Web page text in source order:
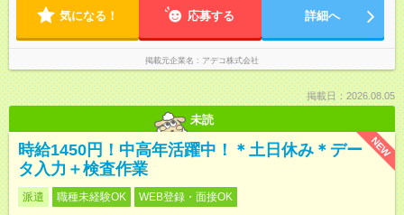
気になる！ 応募する 詳細へ
掲載元企業名 アデコ株式会社
掲載日：2026.08.05
未読
NEW
時給1450円！中高年活躍中！＊土日休み＊デー
タ入力＋検査作業
派遣 職種未経験OK WEB登録・面接OK